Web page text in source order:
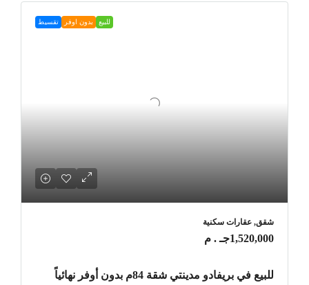
للبيع بدون اوفر تقسيط
شقق, عقارات سكنية
1,520,000جـ . م
للبيع في بريفادو مدينتي شقة 84م بدون أوفر نهائياً